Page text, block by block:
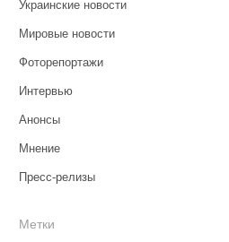
Украинские новости
Мировые новости
Фоторепортажи
Интервью
Анонсы
Мнение
Пресс-релизы
Метки